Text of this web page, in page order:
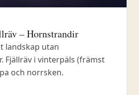
– Hornstrandir
landskap utan
Fjällräv i vinterpäls (främst
och norrsken.